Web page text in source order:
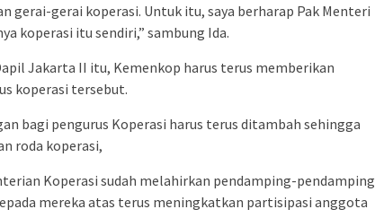
gerai-gerai koperasi. Untuk itu, saya berharap Pak Menteri
koperasi itu sendiri,” sambung Ida.
Jakarta II itu, Kemenkop harus terus memberikan
koperasi tersebut.
bagi pengurus Koperasi harus terus ditambah sehingga
roda koperasi,
Koperasi sudah melahirkan pendamping-pendamping
mereka atas terus meningkatkan partisipasi anggota